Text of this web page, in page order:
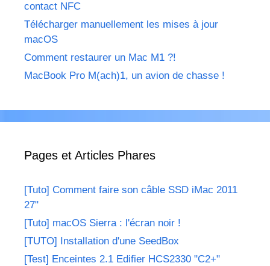
contact NFC
Télécharger manuellement les mises à jour
macOS
Comment restaurer un Mac M1 ?!
MacBook Pro M(ach)1, un avion de chasse !
Pages et Articles Phares
[Tuto] Comment faire son câble SSD iMac 2011
27"
[Tuto] macOS Sierra : l'écran noir !
[TUTO] Installation d'une SeedBox
[Test] Enceintes 2.1 Edifier HCS2330 "C2+"